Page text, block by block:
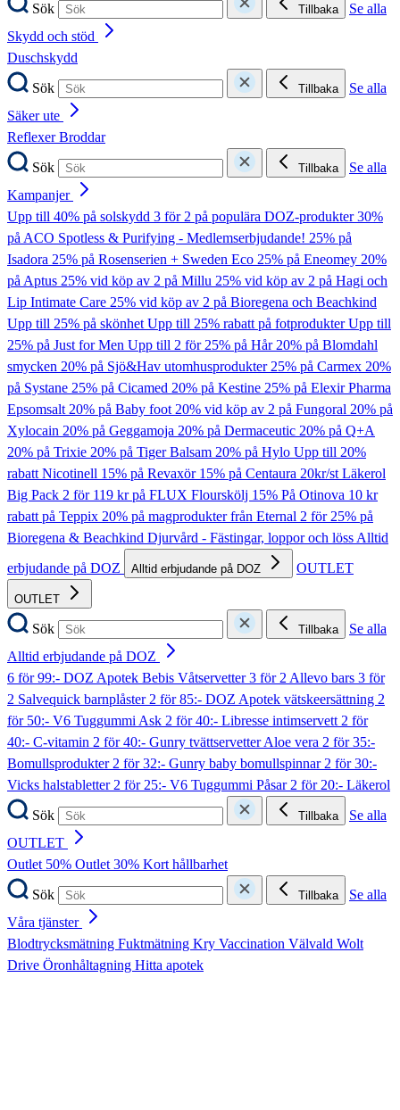
Sök Tillbaka
Se alla
Skydd och stöd
Duschskydd
Sök
Tillbaka
Se alla
Säker ute
ReflexerBroddar
Sök
Tillbaka
Se alla
Kampanjer
Upp till 40% på solskydd 3 för 2 på populära DOZ-produkter30%
på ACO Spotless & Purifying - Medlemserbjudande! 25% på
Isadora 25% på Rosenserien + Sweden Eco 25% på Eneomey 20%
på Aptus 25% vid köp av 2 på Millu 25% vid köp av 2 på Hagi och
Lip Intimate Care 25% vid köp av 2 på Bioregena och Beachkind
Upp till 25% på skönhetUpp till 25% rabatt på fotprodukterUpp till
25% på Just for Men Upp till 2 för 25% på Hår20% på Blomdahl
smycken 20% på Sjö&Hav utomhusprodukter25% på Carmex 20%
på Systane 25% på Cicamed 20% på Kestine 25% på Elexir Pharma
Epsomsalt20% på Baby foot20% vid köp av 2 på Fungoral 20% på
Xylocain 20% på Geggamoja 20% på Dermaceutic 20% på Q+A
20% på Trixie 20% på Tiger Balsam 20% på Hylo Upp till 20%
rabatt Nicotinell 15% på Revaxör 15% på Centaura 20kr/st Läkerol
Big Pack 2 för 119 kr på FLUX Flourskölj 15% På Otinova 10 kr
rabatt på Teppix 20% på magprodukter från Eternal 2 för 25% på
Bioregena & Beachkind Djurvård - Fästingar, loppor och lössAlltid
erbjudande på DOZ
Alltid erbjudande på DOZ OUTLET
OUTLET
Sök Tillbaka
Se alla
Alltid erbjudande på DOZ
6 för 99:- DOZ Apotek Bebis Våtservetter3 för 2 Allevo bars 3 för
2 Salvequick barnplåster2 för 85:- DOZ Apotek vätskeersättning 2
för 50:- V6 Tuggummi Ask 2 för 40:- Libresse intimservett2 för
40:- C-vitamin 2 för 40:- Gunry tvättservetter Aloe vera 2 för 35:-
Bomullsprodukter2 för 32:- Gunry baby bomullspinnar2 för 30:-
Vicks halstabletter2 för 25:- V6 Tuggummi Påsar2 för 20:- Läkerol
Sök
Tillbaka
Se alla
OUTLET
Outlet 50% Outlet 30% Kort hållbarhet
Sök
Tillbaka
Se alla
Våra tjänster
Blodtrycksmätning Fuktmätning Kry Vaccination Välvald Wolt
Drive Öronhåltagning Hitta apotek